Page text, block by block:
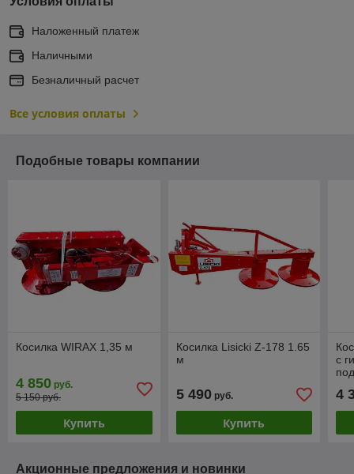
Наложенный платеж
Наличными
Безналичный расчет
Все условия оплаты
Подобные товары компании
Косилка WIRAX 1,35 м
4 850 руб.
5 150 руб.
Купить
Косилка Lisicki Z-178 1.65
м
5 490руб.
Купить
с
4
Акционные предложения и новинки